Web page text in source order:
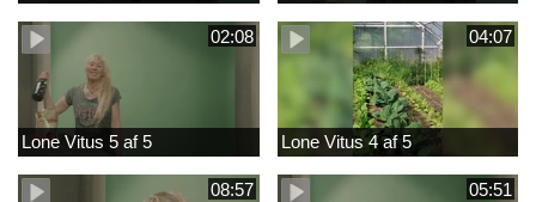
02:08
Lone Vitus 5 af 5
04:07
Lone Vitus 4 af 5
08:57 05:51